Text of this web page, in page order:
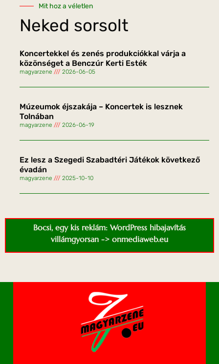
Mit hoz a véletlen
Neked sorsolt
Koncertekkel és zenés produkciókkal várja a
közönséget a Benczúr Kerti Esték
magyarzene 2026-06-05
Múzeumok éjszakája – Koncertek is lesznek
Tolnában
magyarzene 2026-06-19
Ez lesz a Szegedi Szabadtéri Játékok következő
évadán
magyarzene 2025-10-10
Bocsi, egy kis reklám: WordPress hibajavítás
villámgyorsan -> onmediaweb.eu